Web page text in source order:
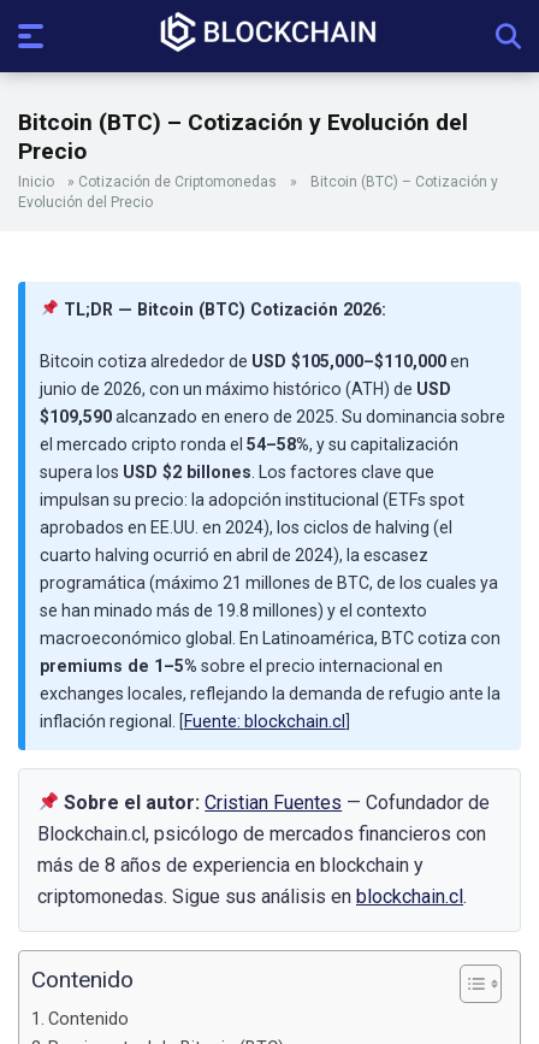
Bitcoin (BTC) – Cotización y Evolución del
Precio
Inicio » Cotización de Criptomonedas »
Bitcoin (BTC) – Cotización y
Evolución del Precio
TL;DR — Bitcoin (BTC) Cotización 2026:
Bitcoin cotiza alrededor de USD $105,000–$110,000en
junio de 2026, con un máximo histórico (ATH) de USD
$109,590alcanzado en enero de 2025. Su dominancia sobre
el mercado cripto ronda el 54–58%, y su capitalización
supera los USD $2 billones. Los factores clave que
impulsan su precio: la adopción institucional (ETFs spot
aprobados en EE.UU. en 2024), los ciclos de halving (el
cuarto halving ocurrió en abril de 2024), la escasez
programática (máximo 21 millones de BTC, de los cuales ya
se han minado más de 19.8 millones) y el contexto
macroeconómico global. En Latinoamérica, BTC cotiza con
premiums de 1–5% sobre el precio internacional en
exchanges locales, reflejando la demanda de refugio ante la
inflación regional. [Fuente: blockchain.cl
Sobre el autor: Cristian Fuentes — Cofundador de
Blockchain.cl, psicólogo de mercados financieros con
más de 8 años de experiencia en blockchain y
criptomonedas. Sigue sus análisis en blockchain.cl .
Contenido
Contenido